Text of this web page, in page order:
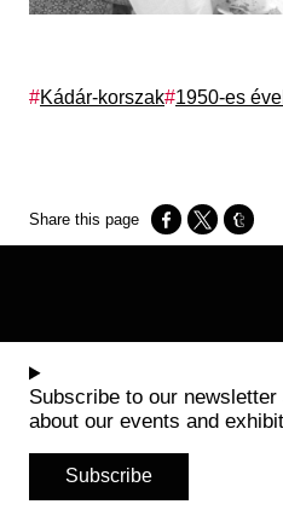
Tags
Kádár-korszak 1950-es
Opens in a new
Opens in a
Subscribe to our
about our events and
Subscribe